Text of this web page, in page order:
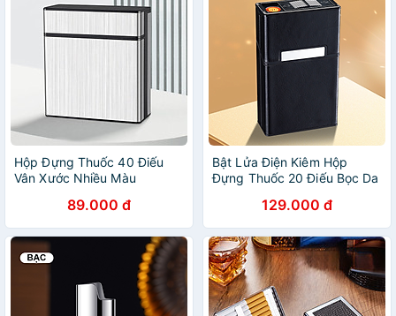
Hộp Đựng Thuốc 40 Điếu
Vân Xước Nhiều Màu
89.000 đ
Bật Lửa Điện Kiêm Hộp
Đựng Thuốc 20 Điếu Bọc Da
129.000 đ